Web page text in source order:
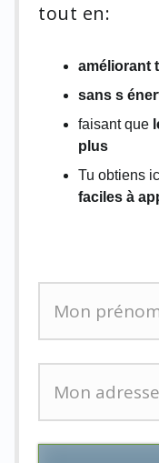
tout en:
améliorant
sans s
faisant que
plus
Tu obtiens
faciles à